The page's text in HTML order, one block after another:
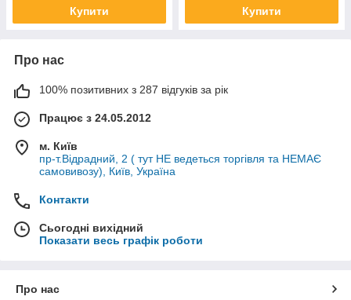
Купити Купити
Про нас
100% позитивних з 287 відгуків за рік
Працює з 24.05.2012
м. Київ
пр-т.Відрадний, 2 ( тут НЕ ведеться торгівля та НЕМАЄ
самовивозу), Київ, Україна
Контакти
Сьогодні вихідний
Показати весь графік роботи
Про нас